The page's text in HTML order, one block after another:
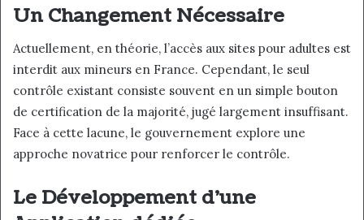
Un Changement Nécessaire
Actuellement, en théorie, l’accès aux sites pour adultes est
interdit aux mineurs en France. Cependant, le seul
contrôle existant consiste souvent en un simple bouton
de certification de la majorité, jugé largement insuffisant.
Face à cette lacune, le gouvernement explore une
approche novatrice pour renforcer le contrôle.
Le Développement d’une